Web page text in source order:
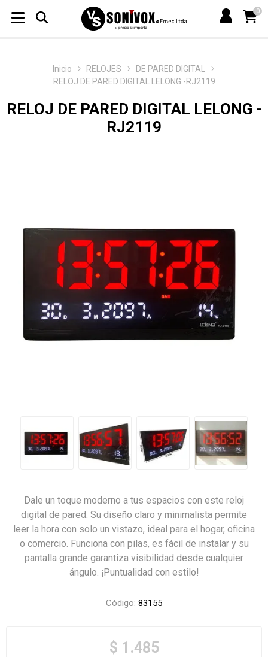
0
Inicio RELOJES
DE PARED DIGITAL
RELOJ DE PARED DIGITAL LELONG -RJ2119
RELOJ DE PARED DIGITAL LELONG -
RJ2119
Dale un toque moderno a tus espacios con este reloj
digital de pared. Su diseño claro y minimalista permite
leer la hora con solo un vistazo, ideal para el hogar, oficina
o comercio. Funciona con pilas, es fácil de instalar y su
pantalla grande garantiza visibilidad desde cualquier
ángulo. ¡Puntualidad con estilo!
Código: 83155
$ 1.485